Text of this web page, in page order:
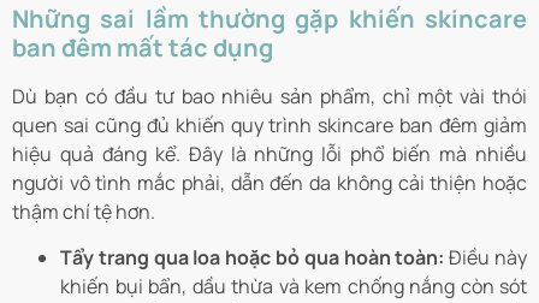
Những sai lầm thường gặp khiến skincare
ban đêm mất tác dụng
Dù bạn có đầu tư bao nhiêu sản phẩm, chỉ một vài thói
quen sai cũng đủ khiến quy trình skincare ban đêm giảm
hiệu quả đáng kể. Đây là những lỗi phổ biến mà nhiều
người vô tình mắc phải, dẫn đến da không cải thiện hoặc
thậm chí tệ hơn.
Tẩy trang qua loa hoặc bỏ qua hoàn toàn: Điều này
khiến bụi bẩn, dầu thừa và kem chống nắng còn sót